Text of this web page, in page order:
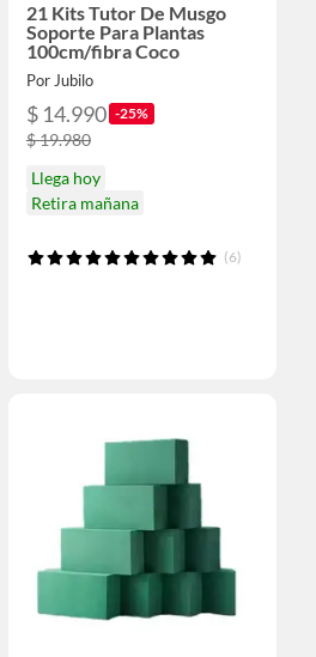
21 Kits Tutor De Musgo
Soporte Para Plantas
100cm/fibra Coco
Por Jubilo
$ 14.990 -25%
$ 19.980
Llega hoy
Retira mañana
(6)